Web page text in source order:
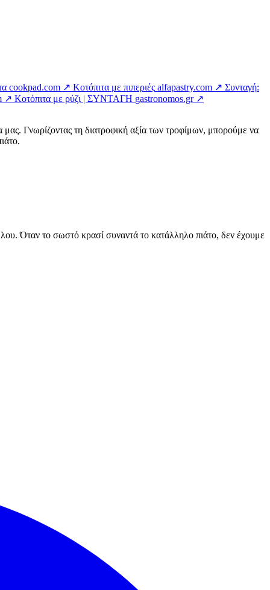
cookpad.com ↗ Κοτόπιτα με πιπεριές alfapastry.com ↗ Συνταγή:
↗ Κοτόπιτα με ρύζι | ΣΥΝΤΑΓΗ gastronomos.gr ↗
Γνωρίζοντας τη διατροφική αξία των τροφίμων, μπορούμε να
Όταν το σωστό κρασί συναντά το κατάλληλο πιάτο, δεν έχουμε